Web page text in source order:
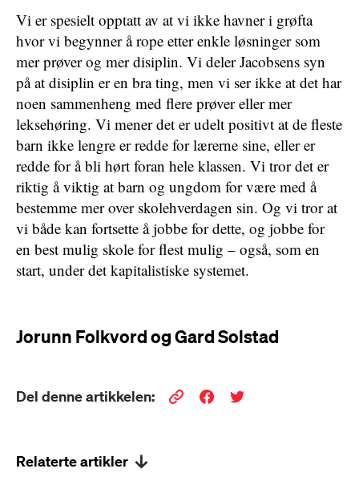
Vi er spesielt opptatt av at vi ikke havner i grøfta
hvor vi begynner å rope etter enkle løsninger som
mer prøver og mer disiplin. Vi deler Jacobsens syn
på at disiplin er en bra ting, men vi ser ikke at det har
noen sammenheng med flere prøver eller mer
leksehøring. Vi mener det er udelt positivt at de fleste
barn ikke lengre er redde for lærerne sine, eller er
redde for å bli hørt foran hele klassen. Vi tror det er
riktig å viktig at barn og ungdom for være med å
bestemme mer over skolehverdagen sin. Og vi tror at
vi både kan fortsette å jobbe for dette, og jobbe for
en best mulig skole for flest mulig – også, som en
start, under det kapitalistiske systemet.
Jorunn Folkvord og Gard Solstad
Del denne artikkelen:
Relaterte artikler